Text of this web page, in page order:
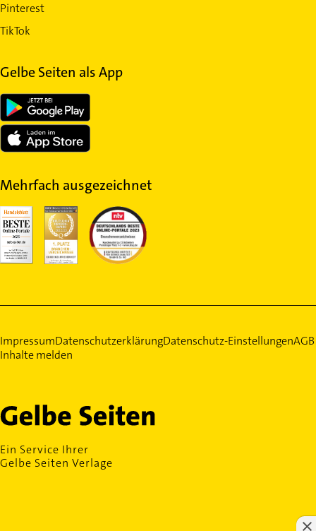
Pinterest
TikTok
Gelbe Seiten als App
Mehrfach ausgezeichnet
ImpressumDatenschutzerklärungDatenschutz-EinstellungenAGB
Inhalte melden
Ein Service Ihrer
Gelbe Seiten Verlage